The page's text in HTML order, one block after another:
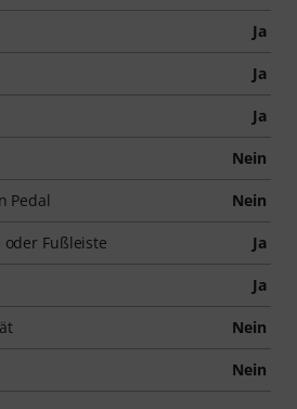
Ja
Ja
Ja
Nein
Pedal Nein
Fußleiste Ja
Ja
Nein
Nein